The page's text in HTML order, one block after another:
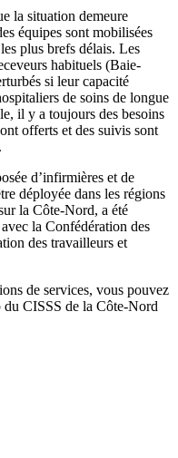
la situation demeure
équipes sont mobilisées
plus brefs délais. Les
habituels (Baie-
si leur capacité
de soins de longue
il y a toujours des besoins
offerts et des suivis sont
d’infirmières et de
déployée dans les régions
la Côte-Nord, a été
la Confédération des
des travailleurs et
de services, vous pouvez
du CISSS de la Côte-Nord